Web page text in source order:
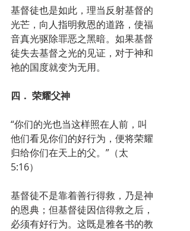
基督徒也是如此，理当反射基督的
光芒，向人指明救恩的道路，使福
音真光驱除罪恶之黑暗。如果基督
徒失去基督之光的见证，对于神和
祂的国度就变为无用。
四． 荣耀父神
“你们的光也当这样照在人前，叫
他们看见你们的好行为，便将荣耀
归给你们在天上的父。”（太
5:16）
基督徒不是靠着善行得救，乃是神
的恩典；但基督徒因信得救之后，
必须有好行为。这既是雅各书的教